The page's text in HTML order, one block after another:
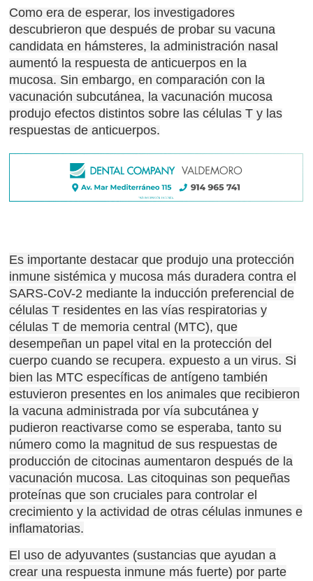
Como era de esperar, los investigadores
descubrieron que después de probar su vacuna
candidata en hámsteres, la administración nasal
aumentó la respuesta de anticuerpos en la
mucosa. Sin embargo, en comparación con la
vacunación subcutánea, la vacunación mucosa
produjo efectos distintos sobre las células T y las
respuestas de anticuerpos.
Es importante destacar que produjo una protección
inmune sistémica y mucosa más duradera contra el
SARS-CoV-2 mediante la inducción preferencial de
células T residentes en las vías respiratorias y
células T de memoria central (MTC), que
desempeñan un papel vital en la protección del
cuerpo cuando se recupera. expuesto a un virus. Si
bien las MTC específicas de antígeno también
estuvieron presentes en los animales que recibieron
la vacuna administrada por vía subcutánea y
pudieron reactivarse como se esperaba, tanto su
número como la magnitud de sus respuestas de
producción de citocinas aumentaron después de la
vacunación mucosa. Las citoquinas son pequeñas
proteínas que son cruciales para controlar el
crecimiento y la actividad de otras células inmunes e
inflamatorias.
El uso de adyuvantes (sustancias que ayudan a
crear una respuesta inmune más fuerte) por parte